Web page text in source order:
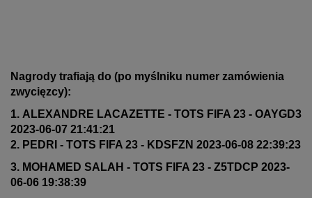
Nagrody trafiają do (po myślniku numer zamówienia
zwycięzcy):
1. ALEXANDRE LACAZETTE - TOTS FIFA 23 - OAYGD3
2023-06-07 21:41:21
2. PEDRI - TOTS FIFA 23 - KDSFZN 2023-06-08 22:39:23
3. MOHAMED SALAH - TOTS FIFA 23 - Z5TDCP 2023-
06-06 19:38:39